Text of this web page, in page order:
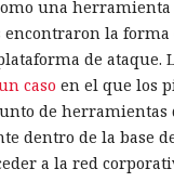
a la conversión de
nativos de Node.js
procesar un 22%
de las
figuran la
de solicitudes
una herramienta
encontraron la
de ataque.
caso en el que los
de herramientas
dentro de la base
a la red